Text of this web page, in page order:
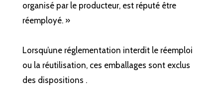
organisé par le producteur, est réputé être
réemployé. »
Lorsqu’une réglementation interdit le réemploi
ou la réutilisation, ces emballages sont exclus
des dispositions .